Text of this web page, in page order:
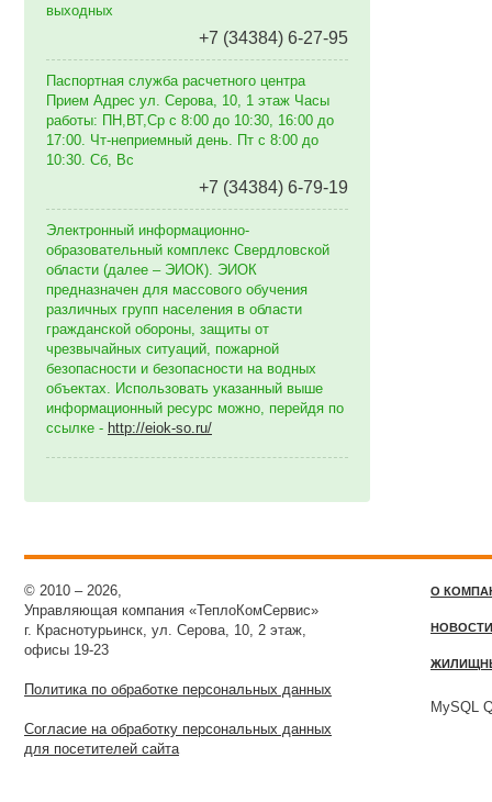
выходных
+7 (34384) 6-27-95
Паспортная служба расчетного центра
Прием Адрес ул. Серова, 10, 1 этаж Часы
работы: ПН,ВТ,Ср с 8:00 до 10:30, 16:00 до
17:00. Чт-неприемный день. Пт с 8:00 до
10:30. Сб, Вс
+7 (34384) 6-79-19
Электронный информационно-
образовательный комплекс Свердловской
области (далее – ЭИОК). ЭИОК
предназначен для массового обучения
различных групп населения в области
гражданской обороны, защиты от
чрезвычайных ситуаций, пожарной
безопасности и безопасности на водных
объектах. Использовать указанный выше
информационный ресурс можно, перейдя по
ссылке - http://eiok-so.ru/
© 2010 – 2026,
Управляющая компания «ТеплоКомСервис»
г. Краснотурьинск, ул. Серова, 10, 2 этаж,
офисы 19-23
Политика по обработке персональных данных
Согласие на обработку персональных данных
для посетителей сайта
О
НОВОСТИ
MySQL